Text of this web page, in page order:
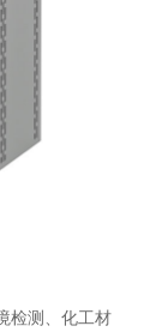
检测、化工材